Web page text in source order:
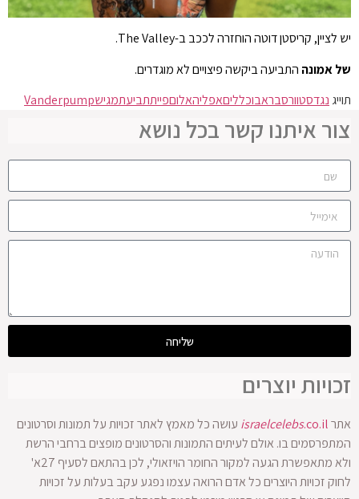
יש לציין, קריסטן דוטה הוחזרה לככב ב-The Valley.
של אמונה התביעה ביקשה פיצויים לא מוגדרים.
תוייג נגדסטוורסבראבוכלליםאפליהאלוםפייתתביעתמגישVanderpump
צור איתנו קשר בכל נושא
שליחה
זכויות יוצרים
אתר israelcelebs.co.il
עושה כל מאמץ לאתר זכויות על תמונות וסרטונים
המתפרסמים בו. אולם לעיתים התמונות והסרטונים מופצים ברחבי הרשת
ולא מתאפשרת הגעה למקור החומר הויזאולי, לכן בהתאם לסעיף 27א'
לחוק זכויות היוצרים כל אדם הרואה עצמו נפגע עקב בעלות על זכויות